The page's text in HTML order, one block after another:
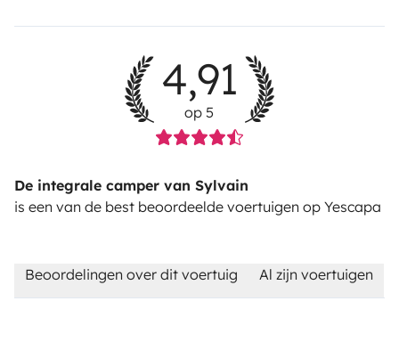
4,91
op 5
De integrale camper van Sylvain
is een van de best beoordeelde voertuigen op Yescapa
Beoordelingen over dit voertuig Al zijn voertuigen